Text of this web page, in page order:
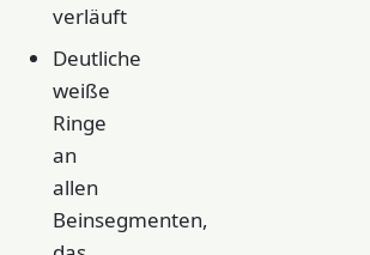
verläuft
Deutliche
weiße
Ringe
an
allen
Beinsegmenten,